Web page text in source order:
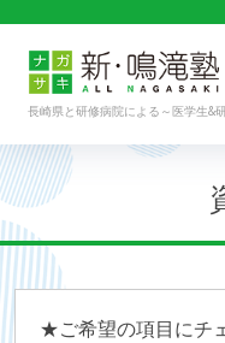
長崎県と研修病院による～医学生&
★ご希望の項目にチ